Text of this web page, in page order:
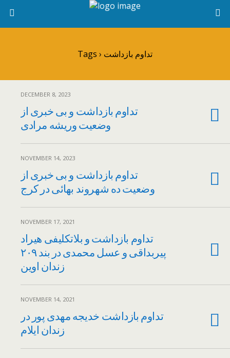
Tags › تداوم بازداشت
DECEMBER 8, 2023
تداوم بازداشت و بی خبری از
وضعیت وریشه مرادی
NOVEMBER 14, 2023
تداوم بازداشت و بی خبری از
وضعیت ده شهروند بهائی در کرج
NOVEMBER 17, 2021
تداوم بازداشت و بلاتکلیفی هیراد
پیربداقی و عسل محمدی در بند ۲۰۹
زندان اوین
NOVEMBER 14, 2021
تداوم بازداشت خدیجه مهدی پور در
زندان ایلام